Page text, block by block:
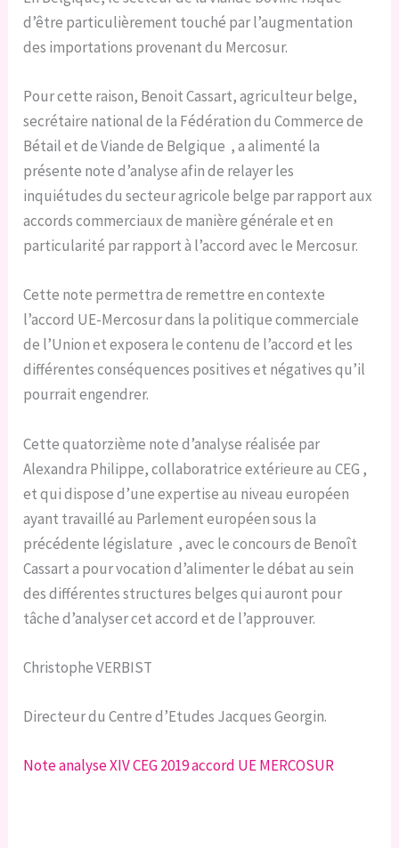
d’être particulièrement touché par l’augmentation
des importations provenant du Mercosur.
Pour cette raison, Benoit Cassart, agriculteur belge,
secrétaire national de la Fédération du Commerce de
Bétail et de Viande de Belgique , a alimenté la
présente note d’analyse afin de relayer les
inquiétudes du secteur agricole belge par rapport aux
accords commerciaux de manière générale et en
particularité par rapport à l’accord avec le Mercosur.
Cette note permettra de remettre en contexte
l’accord UE-Mercosur dans la politique commerciale
de l’Union et exposera le contenu de l’accord et les
différentes conséquences positives et négatives qu’il
pourrait engendrer.
Cette quatorzième note d’analyse réalisée par
Alexandra Philippe, collaboratrice extérieure au CEG ,
et qui dispose d’une expertise au niveau européen
ayant travaillé au Parlement européen sous la
précédente législature , avec le concours de Benoît
Cassart a pour vocation d’alimenter le débat au sein
des différentes structures belges qui auront pour
tâche d’analyser cet accord et de l’approuver.
Christophe VERBIST
Directeur du Centre d’Etudes Jacques Georgin.
Note analyse XIV CEG 2019 accord UE MERCOSUR